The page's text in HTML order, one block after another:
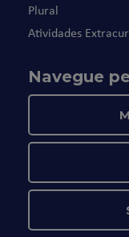
Plural
Atividades
Navegue